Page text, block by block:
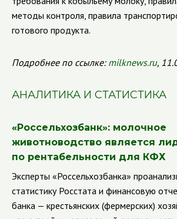
методы контроля, правила
готового продукта.
Подробнее по ссылке: milknews.ru,
АНАЛИТИКА И СТАТИСТИКА
«Россельхозбанк»: молочное
животноводство является
по рентабельности для КФХ
Эксперты «Россельхозбанка»
статистику Росстата и финансовую
банка — крестьянских (фермерских)